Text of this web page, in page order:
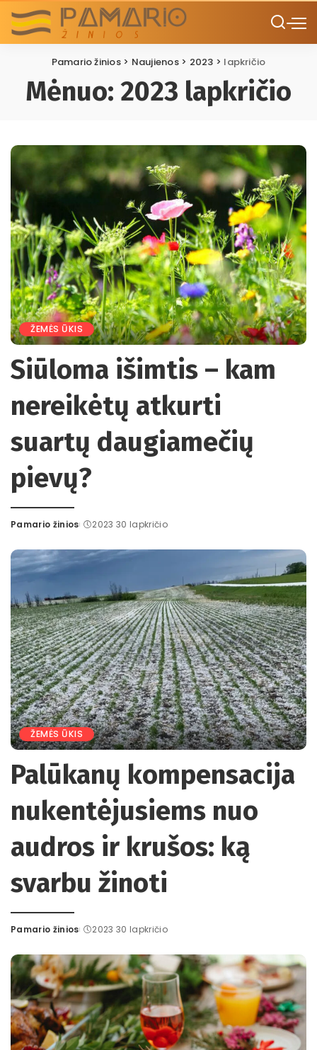
Pamario žinios> Naujienos> 2023 > lapkričio
Mėnuo: 2023 lapkričio
ŽEMĖS ŪKIS
Siūloma išimtis – kam
nereikėtų atkurti
suartų daugiamečių
pievų?
Posted
Pamario žinios 2023 30 lapkričio
ŽEMĖS ŪKIS
Palūkanų kompensacija
nukentėjusiems nuo
audros ir krušos: ką
svarbu žinoti
Posted
Pamario žinios 2023 30 lapkričio